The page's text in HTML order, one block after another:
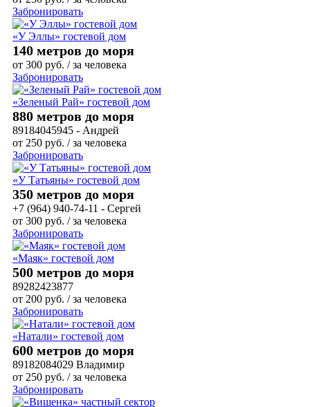
Забронировать
«У Эллы» гостевой дом
140 метров до моря
от 300 руб. / за человека
Забронировать
«Зеленый Рай» гостевой дом
880 метров до моря
89184045945 - Андрей
от 250 руб. / за человека
Забронировать
«У Татьяны» гостевой дом
350 метров до моря
+7 (964) 940-74-11 - Сергей
от 300 руб. / за человека
Забронировать
«Маяк» гостевой дом
500 метров до моря
89282423877
от 200 руб. / за человека
Забронировать
«Натали» гостевой дом
600 метров до моря
89182084029 Владимир
от 250 руб. / за человека
Забронировать